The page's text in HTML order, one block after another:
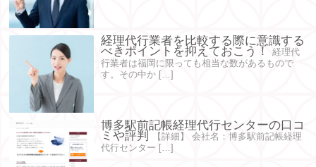
経理代行業者を比較する際に意識する
べきポイントを抑えておこう！ 経理代
行業者は福岡に限っても相当な数があるもので
す。その中か […]
博多駅前記帳経理代行センターの口コ
ミや評判
【詳細】 会社名：博多駅前記帳経理
代行センター […]